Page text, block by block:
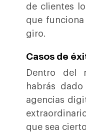
de clientes
que
giro.
Casos de
Dentro del
habrás
agencias
que sea